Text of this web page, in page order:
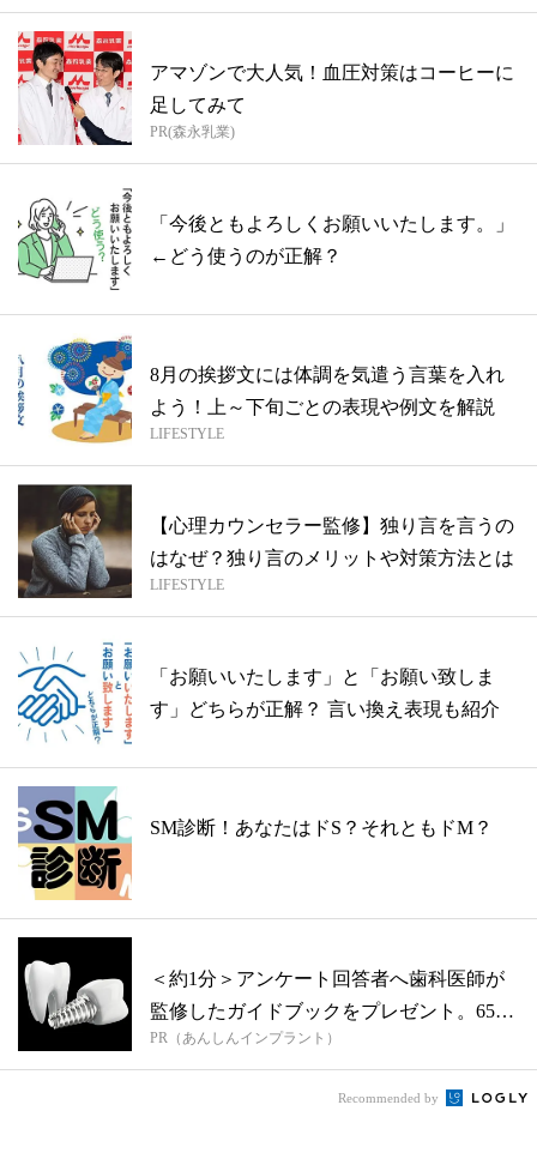
アマゾンで大人気！血圧対策はコーヒーに
足してみて
PR(森永乳業)
「今後ともよろしくお願いいたします。」
←どう使うのが正解？
8月の挨拶文には体調を気遣う言葉を入れ
よう！上～下旬ごとの表現や例文を解説
LIFESTYLE
【心理カウンセラー監修】独り言を言うの
はなぜ？独り言のメリットや対策方法とは
LIFESTYLE
「お願いいたします」と「お願い致しま
す」どちらが正解？ 言い換え表現も紹介
SM診断！あなたはドS？それともドM？
＜約1分＞アンケート回答者へ歯科医師が
監修したガイドブックをプレゼント。65歳
以...
PR（あんしんインプラント）
Recommended by